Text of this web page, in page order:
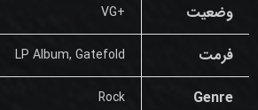
وضعیت +VG
فرمت LP Album, Gatefold
Genre
Rock